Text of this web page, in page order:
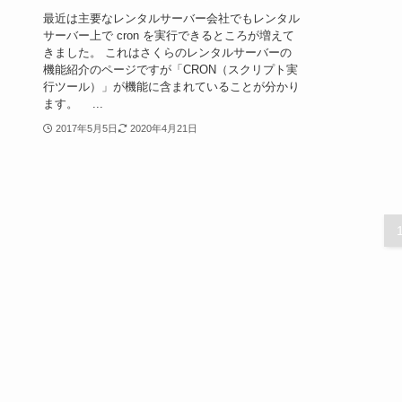
最近は主要なレンタルサーバー会社でもレンタル
サーバー上で cron を実行できるところが増えて
きました。 これはさくらのレンタルサーバーの
機能紹介のページですが「CRON（スクリプト実
行ツール）」が機能に含まれていることが分かり
ます。 ...
2017年5月5日 2020年4月21日
1